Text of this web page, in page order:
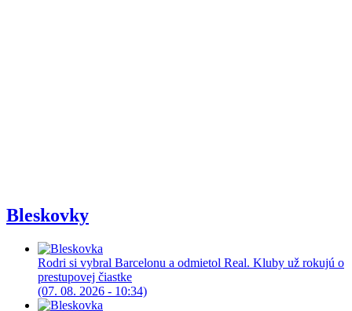
Bleskovky
Rodri si vybral Barcelonu a odmietol Real. Kluby už rokujú o
prestupovej čiastke
(07. 08. 2026 - 10:34)